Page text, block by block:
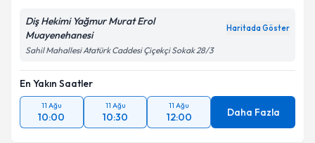
Diş Hekimi Yağmur Murat Erol
Muayenehanesi
Haritada Göster
Sahil Mahallesi Atatürk Caddesi Çiçekçi Sokak 28/3
En Yakın Saatler
11 Ağu
10:00
11 Ağu
10:30
11 Ağu
12:00 Daha Fazla